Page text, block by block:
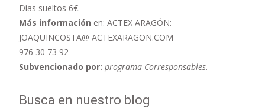
Días sueltos 6€.
Más información en: ACTEX ARAGÓN:
JOAQUINCOSTA@ ACTEXARAGON.COM
976 30 73 92
Subvencionado por: programa Corresponsables.
Busca en nuestro blog